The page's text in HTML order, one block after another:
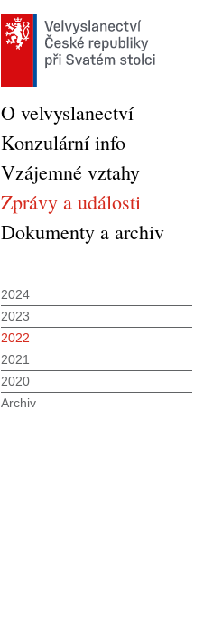
O velvyslanectví
Konzulární info
Vzájemné vztahy
Zprávy a události
Dokumenty a archiv
2024
2023
2022
2021
2020
Archiv